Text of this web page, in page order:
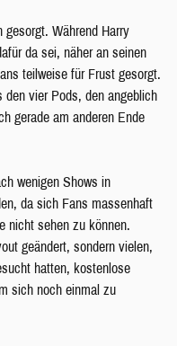
gesorgt. Während Harry
da sei, näher an seinen
teilweise für Frust gesorgt.
vier Pods, den angeblich
gerade am anderen Ende
wenigen Shows in
da sich Fans massenhaft
nicht sehen zu können.
geändert, sondern vielen,
hatten, kostenlose
sich noch einmal zu